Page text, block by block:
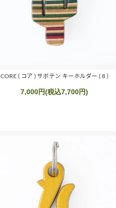
CORE ( コア ) サボテン キーホルダー ( 8 )
7,000円(税込7,700円)